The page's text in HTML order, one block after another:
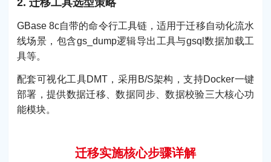
2. 迁移工具选型策略
GBase 8c自带的命令行工具链，适用于迁移自动化流水
线场景，包含gs_dump逻辑导出工具与gsql数据加载工
具等。
配套可视化工具DMT，采用B/S架构，支持Docker一键
部署，提供数据迁移、数据同步、数据校验三大核心功
能模块。
迁移实施核心步骤详解